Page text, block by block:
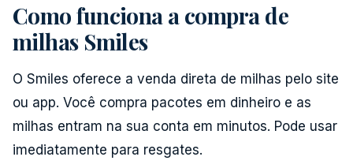
Como funciona a compra de
milhas Smiles
O Smiles oferece a venda direta de milhas pelo site
ou app. Você compra pacotes em dinheiro e as
milhas entram na sua conta em minutos. Pode usar
imediatamente para resgates.